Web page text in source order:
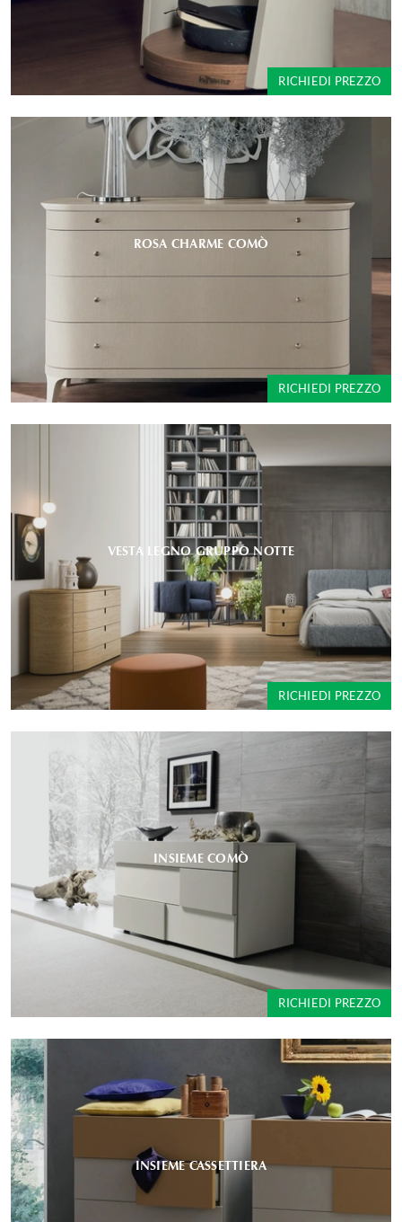
RICHIEDI PREZZO
ROSA CHARME COMÒ
RICHIEDI PREZZO
VESTA LEGNO GRUPPO NOTTE
RICHIEDI PREZZO
INSIEME COMÒ
RICHIEDI PREZZO
INSIEME CASSETTIERA